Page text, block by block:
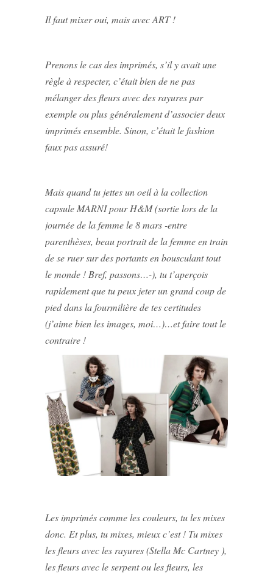
Il faut mixer oui, mais avec ART !
Prenons le cas des imprimés, s’il y avait une
règle à respecter, c’était bien de ne pas
mélanger des fleurs avec des rayures par
exemple ou plus généralement d’associer deux
imprimés ensemble. Sinon, c’était le fashion
faux pas assuré!
Mais quand tu jettes un oeil à la collection
capsule MARNI pour H&M (sortie lors de la
journée de la femme le 8 mars -entre
parenthèses, beau portrait de la femme en train
de se ruer sur des portants en bousculant tout
le monde ! Bref, passons…-), tu t’aperçois
rapidement que tu peux jeter un grand coup de
pied dans la fourmilière de tes certitudes
(j’aime bien les images, moi…)…et faire tout le
contraire !
Les imprimés comme les couleurs, tu les mixes
donc. Et plus, tu mixes, mieux c’est ! Tu mixes
les fleurs avec les rayures (Stella Mc Cartney ),
les fleurs avec le serpent ou les fleurs, les